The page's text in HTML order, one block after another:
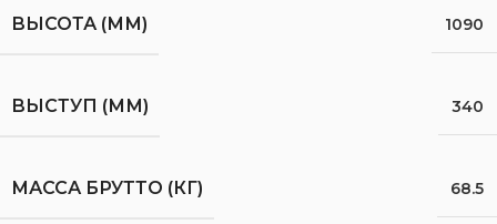
ВЫСОТА (ММ) 1090
ВЫСТУП (ММ) 340
МАССА БРУТТО (КГ) 68.5